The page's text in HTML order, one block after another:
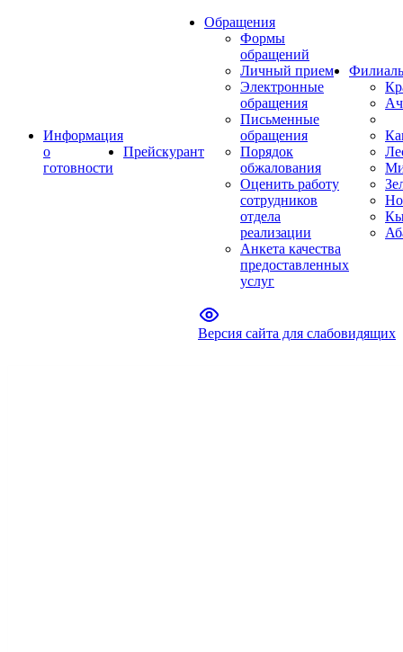
Информация
о
готовности
Прейскурант
Обращения
Формы
обращений
Личный прием
Электронные
обращения
Письменные
обращения
Порядок
обжалования
Оценить работу
сотрудников
отдела
реализации
Анкета качества
предоставленных
услуг
Версия сайта для слабовидящих